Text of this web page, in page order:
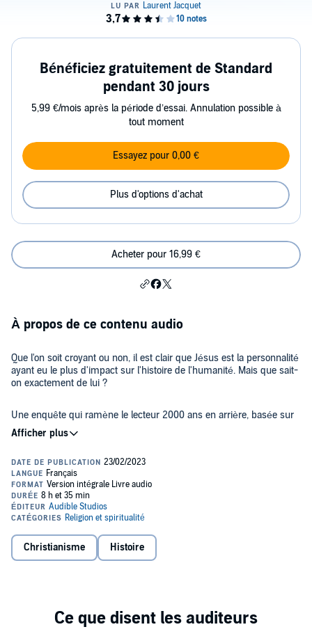
Bénéficiez gratuitement de Standard
pendant 30 jours
5,99 €/mois après la période d’essai. Annulation possible à
tout moment
Essayez pour 0,00 €
Plus d'options d'achat
Acheter pour 16,99 €
À propos de ce contenu audio
Que l'on soit croyant ou non, il est clair que Jésus est la personnalité
ayant eu le plus d'impact sur l'histoire de l'humanité. Mais que sait-
on exactement de lui ?
Une enquête qui ramène le lecteur 2000 ans en arrière, basée sur
des sources réelles indiscutables, mais souvent peu connues,
même par les plus passionnés.
Pendant longtemps, l'expression populaire "Paroles d'Evangile"
montrait que l'on prenait leur contenu au pied de la lettre. Puis, avec
la modernité est venue la critique des textes, et certains auteurs, y
compris chrétiens, en sont venus à dire que, finalement, on ne
savait que très peu de choses sur Jésus, et encore moins sur les
paroles qu'il avait prononcées. Mais est-ce vrai ou juste un a priori
de notre époque ? Ne serait-ce pas extraordinaire si l'on pouvait
avoir sur lui un témoignage de première main dont on pourrait
En menant une véritable enquête haletante "à la Hercule Poirot", à
partir de l'analyse de l'ensemble des ressources disponibles dans
Mais cela implique quelque chose de stupéfiant : le principal
disciple de Jésus, celui qui se présente comme le "Disciple que
Christianisme Histoire